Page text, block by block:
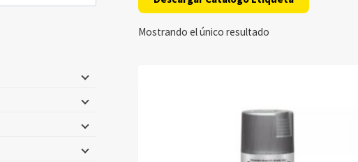
Mostrando el único resultado